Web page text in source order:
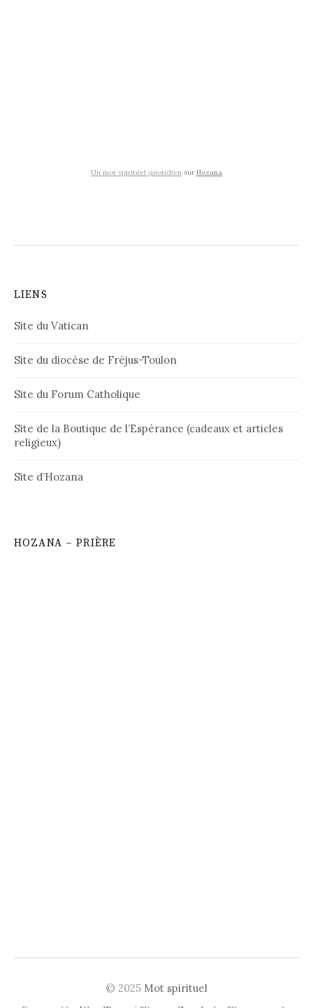
Un mot spirituel quotidien surHozana
LIENS
Site du Vatican
Site du diocèse de Fréjus-Toulon
Site du Forum Catholique
Site de la Boutique de l’Espérance (cadeaux et articles
religieux)
Site d’Hozana
HOZANA – PRIÈRE
© 2025 Mot spirituel